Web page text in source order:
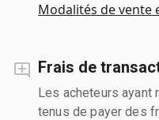
Modalités de vente
Frais de
Les acheteurs ayant
tenus de payer des